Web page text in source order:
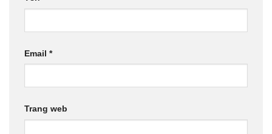
Email *
Trang web